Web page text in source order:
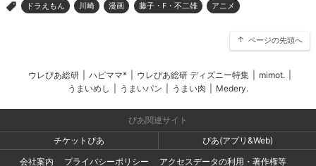
> ドラえもん 川崎 漫画 藤子・F・不二雄 アニメ
ページの先頭へ
ウレぴあ総研 ハピママ* ウレぴあ総研 ディズニー特集 mimot.
うまいめし
うまいパン うまい肉 Medery.
ぴあ関連サイト
チケットぴあ
ぴあ(アプリ&Web)
会社案内
プライバシーポリシー アクセスデータの利用・著作権等